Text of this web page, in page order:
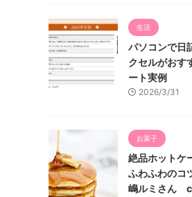
生活
パソコンで日
クセルがお
ート実例
2026/3/31
お菓子
絶品ホットケ
ふわふわのコ
嶋ルミさん